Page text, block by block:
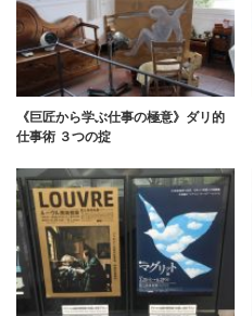
《巨匠から学ぶ仕事の極意》ダリ的
仕事術 ３つの掟